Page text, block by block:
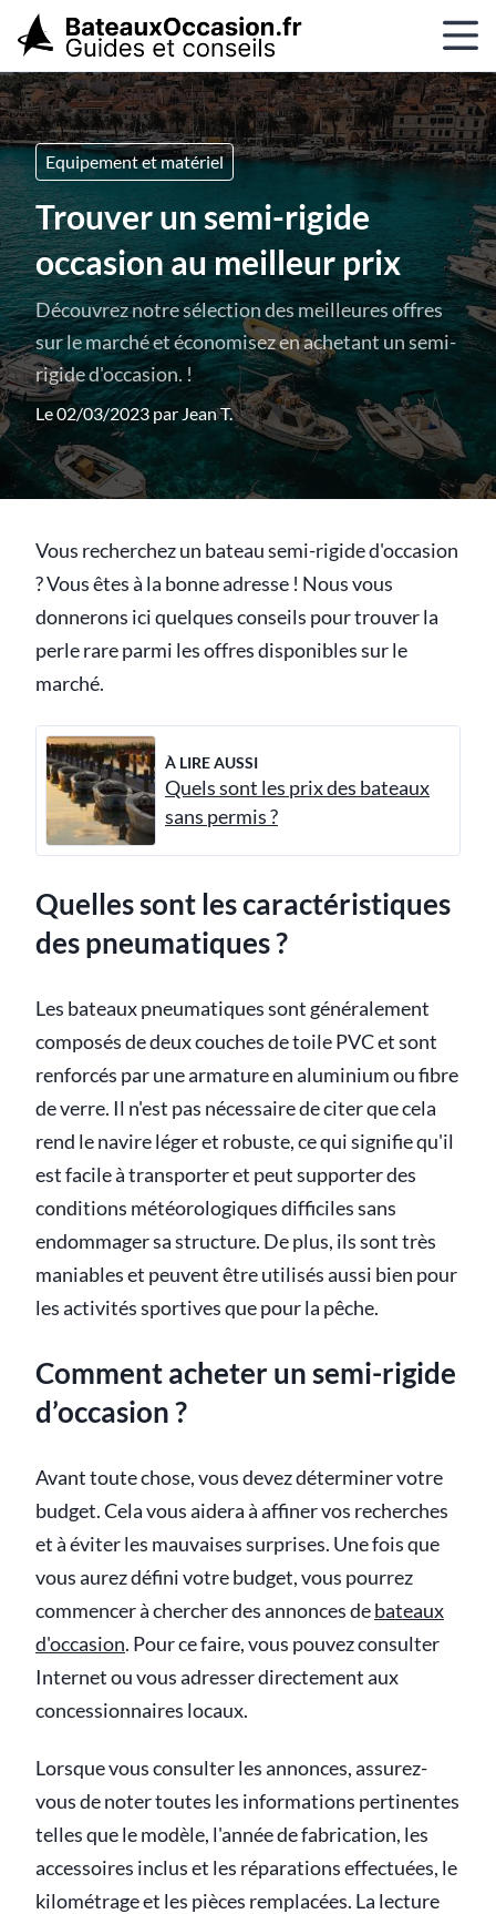
Equipement et matériel
Trouver un semi-rigide
occasion au meilleur prix
Découvrez notre sélection des meilleures offres
sur le marché et économisez en achetant un semi-
rigide d'occasion. !
Le 02/03/2023 par Jean T.
Vous recherchez un bateau semi-rigide d'occasion
? Vous êtes à la bonne adresse ! Nous vous
donnerons ici quelques conseils pour trouver la
perle rare parmi les offres disponibles sur le
marché.
À LIRE AUSSI
Quels sont les prix des bateaux
sans permis ?
Quelles sont les caractéristiques
des pneumatiques ?
Les bateaux pneumatiques sont généralement
composés de deux couches de toile PVC et sont
renforcés par une armature en aluminium ou fibre
de verre. Il n'est pas nécessaire de citer que cela
rend le navire léger et robuste, ce qui signifie qu'il
est facile à transporter et peut supporter des
conditions météorologiques difficiles sans
endommager sa structure. De plus, ils sont très
maniables et peuvent être utilisés aussi bien pour
les activités sportives que pour la pêche.
Comment acheter un semi-rigide
d’occasion ?
Avant toute chose, vous devez déterminer votre
budget. Cela vous aidera à affiner vos recherches
et à éviter les mauvaises surprises. Une fois que
vous aurez défini votre budget, vous pourrez
commencer à chercher des annonces debateaux
d'occasion. Pour ce faire, vous pouvez consulter
Internet ou vous adresser directement aux
concessionnaires locaux.
Lorsque vous consulter les annonces, assurez-
vous de noter toutes les informations pertinentes
telles que le modèle, l'année de fabrication, les
accessoires inclus et les réparations effectuées, le
kilométrage et les pièces remplacées. La lecture